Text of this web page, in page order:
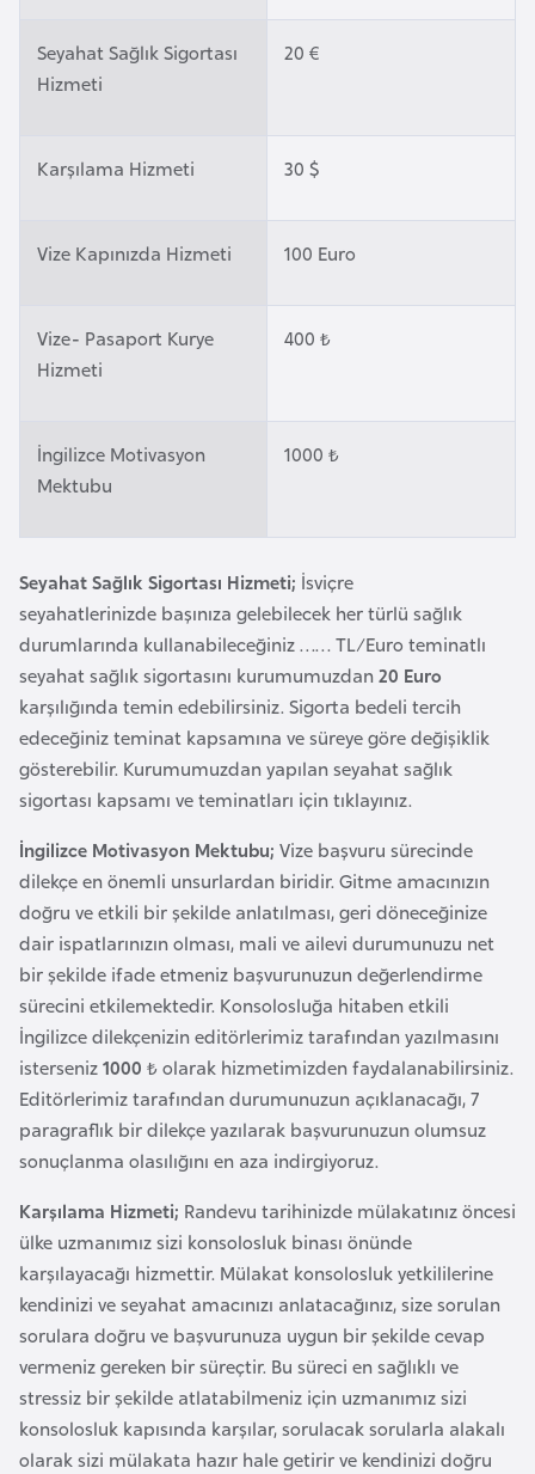
Seyahat Sağlık Sigortası
Hizmeti
20 €
Karşılama Hizmeti 30 $
Vize Kapınızda Hizmeti 100 Euro
Vize- Pasaport Kurye
Hizmeti
400 ₺
İngilizce Motivasyon
Mektubu
1000 ₺
Seyahat Sağlık Sigortası Hizmeti; İsviçre
seyahatlerinizde başınıza gelebilecek her türlü sağlık
durumlarında kullanabileceğiniz …… TL/Euro teminatlı
seyahat sağlık sigortasını kurumumuzdan20 Euro
karşılığında temin edebilirsiniz. Sigorta bedeli tercih
edeceğiniz teminat kapsamına ve süreye göre değişiklik
gösterebilir. Kurumumuzdan yapılan seyahat sağlık
sigortası kapsamı ve teminatları için tıklayınız.
İngilizce Motivasyon Mektubu; Vize başvuru sürecinde
dilekçe en önemli unsurlardan biridir. Gitme amacınızın
doğru ve etkili bir şekilde anlatılması, geri döneceğinize
dair ispatlarınızın olması, mali ve ailevi durumunuzu net
bir şekilde ifade etmeniz başvurunuzun değerlendirme
sürecini etkilemektedir. Konsolosluğa hitaben etkili
İngilizce dilekçenizin editörlerimiz tarafından yazılmasını
isterseniz1000 ₺ olarak hizmetimizden faydalanabilirsiniz.
Editörlerimiz tarafından durumunuzun açıklanacağı, 7
paragraflık bir dilekçe yazılarak başvurunuzun olumsuz
sonuçlanma olasılığını en aza indirgiyoruz.
Karşılama Hizmeti; Randevu tarihinizde mülakatınız öncesi
ülke uzmanımız sizi konsolosluk binası önünde
karşılayacağı hizmettir. Mülakat konsolosluk yetkililerine
kendinizi ve seyahat amacınızı anlatacağınız, size sorulan
sorulara doğru ve başvurunuza uygun bir şekilde cevap
vermeniz gereken bir süreçtir. Bu süreci en sağlıklı ve
stressiz bir şekilde atlatabilmeniz için uzmanımız sizi
konsolosluk kapısında karşılar, sorulacak sorularla alakalı
olarak sizi mülakata hazır hale getirir ve kendinizi doğru
m
o
a
k
o
n
B
g
a
r
i
s
t
a
n
E
r
m
e
n
i
s
t
a
n
E
s
t
o
n
y
a